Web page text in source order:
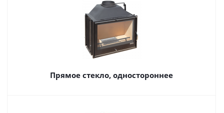
Прямое стекло, одностороннее